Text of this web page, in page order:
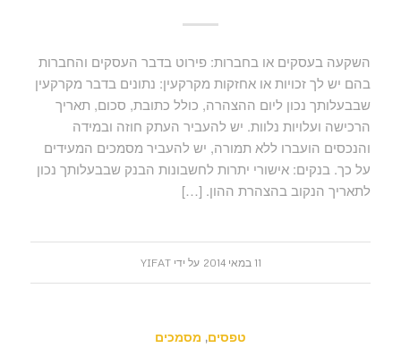
השקעה בעסקים או בחברות: פירוט בדבר העסקים והחברות
בהם יש לך זכויות או אחזקות מקרקעין: נתונים בדבר מקרקעין
שבבעלותך נכון ליום ההצהרה, כולל כתובת, סכום, תאריך
הרכישה ועלויות נלוות. יש להעביר העתק חוזה ובמידה
והנכסים הועברו ללא תמורה, יש להעביר מסמכים המעידים
על כך. בנקים: אישורי יתרות לחשבונות הבנק שבבעלותך נכון
לתאריך הנקוב בהצהרת ההון. […]
11 במאי 2014 על ידיYIFAT
טפסים, מסמכים